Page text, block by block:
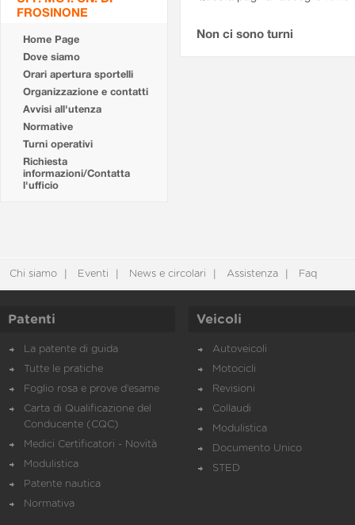
FROSINONE
Home Page
Dove siamo
Orari apertura sportelli
Organizzazione e contatti
Avvisi all'utenza
Normative
Turni operativi
Richiesta
informazioni/Contatta
l'ufficio
Non ci sono turni
Chi siamo Eventi News e circolari Assistenza Faq
Patenti
La patente di guida
Tutte le pratiche
Foglio rosa e prove d’esame
Carta di Qualificazione del
Conducente (CQC)
Medici Certificatori - Novità
Modulistica
Patente nautica
Normativa
Veicoli
Autoveicoli
Motocicli
Revisioni
Collaudi
Modulistica
Documento Unico
STED